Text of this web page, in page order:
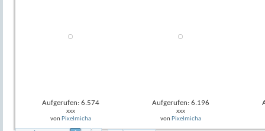
Aufgerufen: 6.574
xxx
von Pixelmicha
Aufgerufen: 6.196
xxx
von Pixelmicha